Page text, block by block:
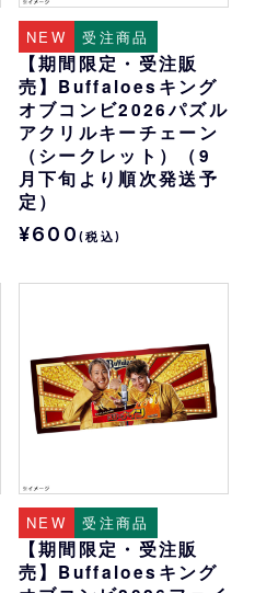
NEW 受注商品
【期間限定・受注販
売】Buffaloesキング
オブコンビ2026パズル
アクリルキーチェーン
（シークレット）（9
月下旬より順次発送予
定）
¥600(税込)
NEW 受注商品
【期間限定・受注販
売】Buffaloesキング